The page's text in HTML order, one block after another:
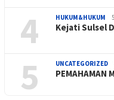
4 HUKUM&HUKUM
Kejati Sulsel
5 UNCATEGORIZED
PEMAHAMAN